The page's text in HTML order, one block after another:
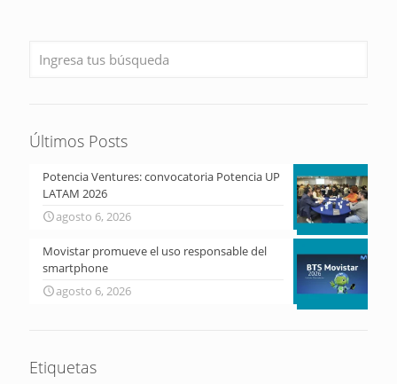
Últimos Posts
Potencia Ventures: convocatoria Potencia UP
LATAM 2026
agosto 6, 2026
Movistar promueve el uso responsable del
smartphone
agosto 6, 2026
Etiquetas